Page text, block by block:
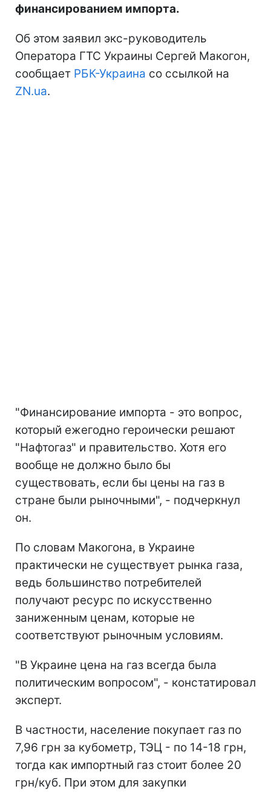
финансированием импорта.
Об этом заявил экс-руководитель
Оператора ГТС Украины Сергей Макогон,
сообщает РБК-Украина со ссылкой на
ZN.ua.
"Финансирование импорта - это вопрос,
который ежегодно героически решают
"Нафтогаз" и правительство. Хотя его
вообще не должно было бы
существовать, если бы цены на газ в
стране были рыночными", - подчеркнул
он.
По словам Макогона, в Украине
практически не существует рынка газа,
ведь большинство потребителей
получают ресурс по искусственно
заниженным ценам, которые не
соответствуют рыночным условиям.
"В Украине цена на газ всегда была
политическим вопросом", - констатировал
эксперт.
В частности, население покупает газ по
7,96 грн за кубометр, ТЭЦ - по 14-18 грн,
тогда как импортный газ стоит более 20
грн/куб. При этом для закупки